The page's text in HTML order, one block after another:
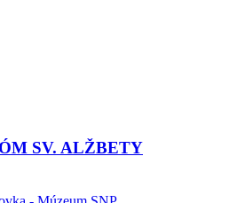
SV. ALŽBETY